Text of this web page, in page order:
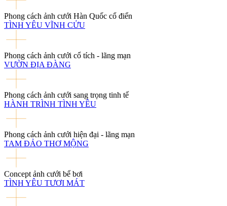
Phong cách ảnh cưới Hàn Quốc cổ điển
TÌNH YÊU VĨNH CỬU
Phong cách ảnh cưới cổ tích - lãng mạn
VƯỜN ĐỊA ĐÀNG
Phong cách ảnh cưới sang trọng tinh tế
HÀNH TRÌNH TÌNH YÊU
Phong cách ảnh cưới hiện đại - lãng mạn
TAM ĐẢO THƠ MỘNG
Concept ảnh cưới bể bơi
TÌNH YÊU TƯƠI MÁT